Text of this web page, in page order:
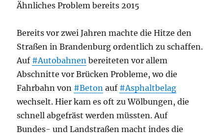
Ähnliches Problem bereits 2015
Bereits vor zwei Jahren machte die Hitze den
Straßen in Brandenburg ordentlich zu schaffen.
Auf #Autobahnen bereiteten vor allem
Abschnitte vor Brücken Probleme, wo die
Fahrbahn von #Beton auf #Asphaltbelag
wechselt. Hier kam es oft zu Wölbungen, die
schnell abgefräst werden müssten. Auf
Bundes- und Landstraßen macht indes die